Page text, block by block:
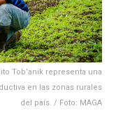
Tob’anik representa una
en las zonas rurales
del país. / Foto: MAGA